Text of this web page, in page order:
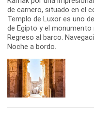
de carnero, situado en el
Templo de Luxor es uno
de Egipto y el monumento
Regreso al barco.
Noche a bordo.